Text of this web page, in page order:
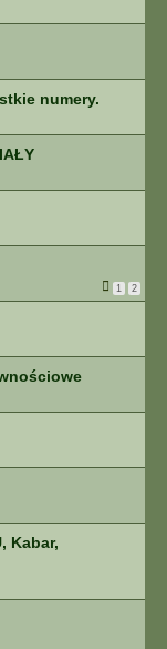
numery.
1 2
Kabar,